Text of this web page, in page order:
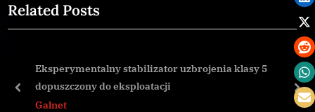
v
i
s
x
t
o
s
Related Posts
Eksperymentalny stabilizator uzbrojenia klasy 5
dopuszczony do eksploatacji
Galnet
prev